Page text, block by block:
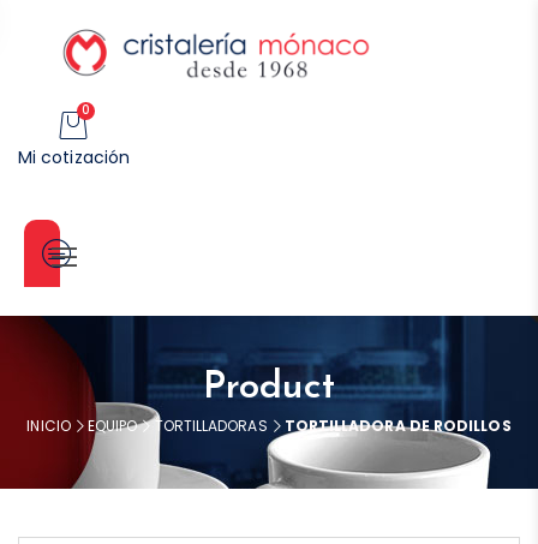
0
Mi cotización
Categorías
Product
INICIO EQUIPO TORTILLADORAS TORTILLADORA DE RODILLOS